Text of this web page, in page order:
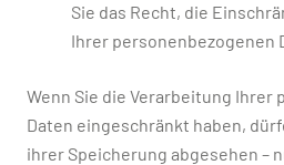
Sie das Recht, die
Ihrer personenbezogenen
Wenn Sie die Verarbeitung Ihrer
Daten eingeschränkt haben,
ihrer Speicherung abgesehen –